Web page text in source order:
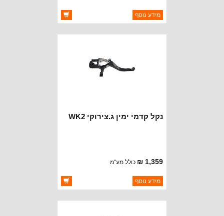
ברקוד: 68022629AD
יצרן:OAKMAN OFFROAD
מידע נוסף
נקל קדמי ימין ג.צירוקי WK2
1,359 ₪ כולל מע"מ
ברקוד: 68022628AD
יצרן:OAKMAN OFFROAD
מידע נוסף